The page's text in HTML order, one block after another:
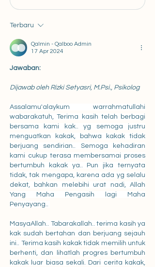
Terbaru
Qalmin - Qalboo Admin
17 Apr 2024
Jawaban:
Dijawab oleh Rizki Setyasri, M.Psi., Psikolog
Assalamu'alaykum warrahmatullahi
wabarakatuh, Terima kasih telah berbagi
bersama kami kak.. yg semoga justru
menguatkan kakak, bahwa kakak tidak
berjuang sendirian.. Semoga kehadiran
kami cukup terasa membersamai proses
bertumbuh kakak ya.. Pun jika ternyata
tidak, tak mengapa, karena ada yg selalu
dekat, bahkan melebihi urat nadi, Allah
Yang Maha Pengasih lagi Maha
Penyayang..
MasyaAllah.. Tabarakallah.. terima kasih ya
kak sudah bertahan dan berjuang sejauh
ini.. Terima kasih kakak tidak memilih untuk
berhenti, dan lihatlah progres bertumbuh
kakak luar biasa sekali. Dari cerita kakak,